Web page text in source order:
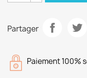
Partager
Paiement 100%